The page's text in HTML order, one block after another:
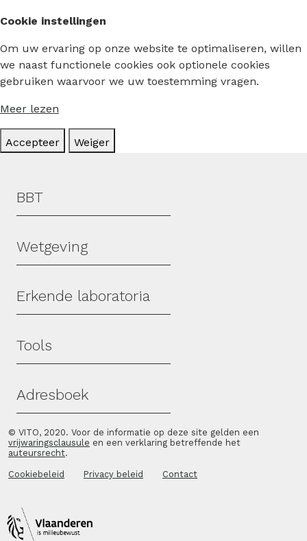
Cookie instellingen
Om uw ervaring op onze website te optimaliseren, willen
we naast functionele cookies ook optionele cookies
gebruiken waarvoor we uw toestemming vragen.
Meer lezen
Accepteer Weiger
Hoofdmenu
BBT
Wetgeving
Erkende laboratoria
Tools
Adresboek
© VITO, 2020. Voor de informatie op deze site gelden een
vrijwaringsclausule en een verklaring betreffende het
auteursrecht.
Cookiebeleid Privacy beleid Contact